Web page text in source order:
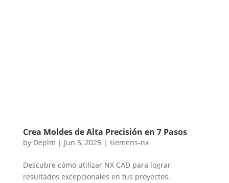
Crea Moldes de Alta Precisión en 7 Pasos
by Deplm | Jun 5, 2025 | siemens-nx
Descubre cómo utilizar NX CAD para lograr
resultados excepcionales en tus proyectos.